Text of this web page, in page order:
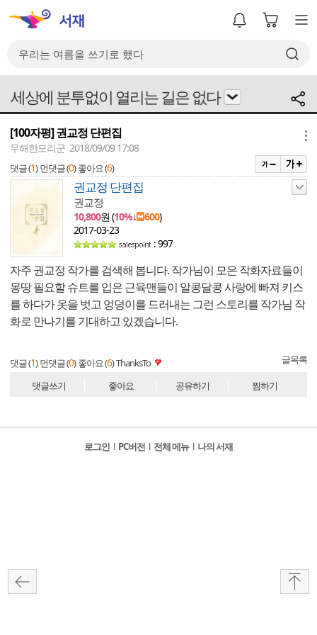
세상에 분투없이 열리는 길은 없다
[100자평] 권교정 단편집
무해한모리군 2018/09/09 17:08
댓글 (1) 먼댓글 (0) 좋아요 (6)
권교정 단편집
권교정
10,800원 (10%↓ 600)
2017-03-23
: 997
자주 권교정 작가를 검색해 봅니다. 작가님이 모은 작화자료들이
몽땅 필요할 슈트를 입은 근육맨들이 알콩달콩 사랑에 빠져 키스
를 하다가 옷을 벗고 엉덩이를 드러내는 그런 스토리를 작가님 작
화로 만나기를 기대하고 있겠습니다.
댓글 (1) 먼댓글 (0) 좋아요 (6)ThanksTo 글목록
댓글쓰기 좋아요 공유하기 찜하기
로그인 l PC버전 l 전체 메뉴 l 나의 서재